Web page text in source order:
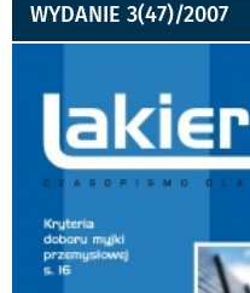
WYDANIE 3(47)/2007